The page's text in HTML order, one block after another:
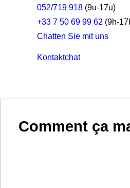
052/719 918 (9u-17u)
+33 7 50 69 99 62 (9h-
Chatten Sie mit uns
Kontaktchat
Comment ça